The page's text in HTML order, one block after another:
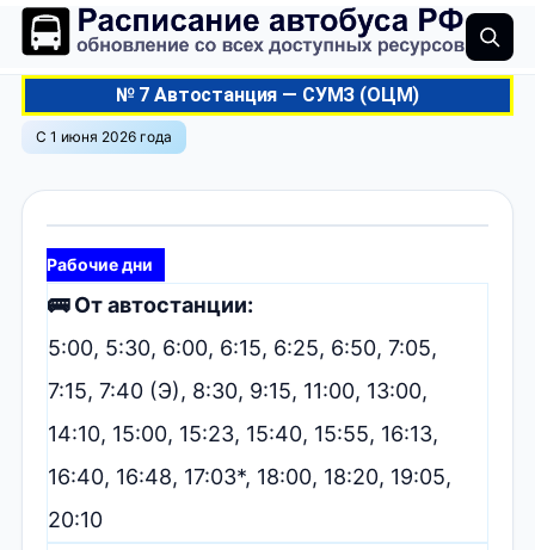
№ 7 Автостанция — СУМЗ (ОЦМ)
С 1 июня 2026 года
Рабочие дни
🚌 От автостанции:
5:00, 5:30, 6:00, 6:15, 6:25, 6:50, 7:05,
7:15, 7:40 (Э), 8:30, 9:15, 11:00, 13:00,
14:10, 15:00, 15:23, 15:40, 15:55, 16:13,
16:40, 16:48, 17:03*, 18:00, 18:20, 19:05,
20:10